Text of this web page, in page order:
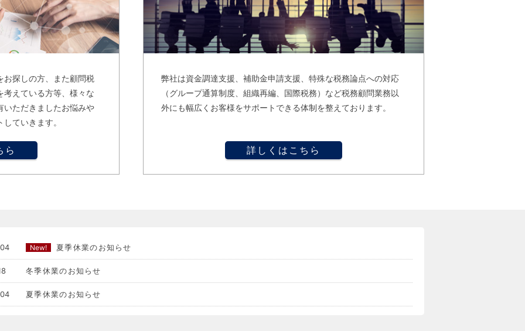
お探しの方、また顧問税
考えている方等、様々な
いただきましたお悩みや
ていきます。
ら
弊社は資金調達支援、補助金申請支援、特殊な税務論点への対応
（グループ通算制度、組織再編、国際税務）など税務顧問業務以
外にも幅広くお客様をサポートできる体制を整えております。
詳しくはこちら
New! 夏季休業のお知らせ
冬季休業のお知らせ
夏季休業のお知らせ